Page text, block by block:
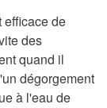
efficace de
des
quand il
dégorgement
à l'eau de